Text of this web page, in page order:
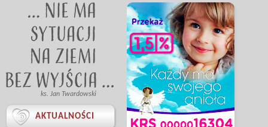
ks. Jan Twardowski
 AKTUALNOŚCI